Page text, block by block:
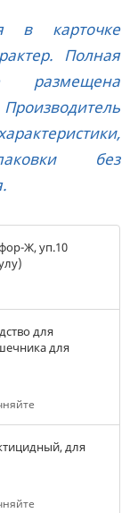
в карточке
Полная
размещена
без
Ж, уп.10
для
для
для